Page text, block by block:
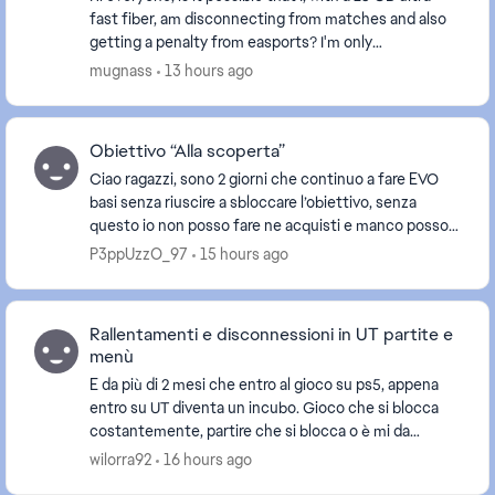
fast fiber, am disconnecting from matches and also
getting a penalty from easports? I'm only
disconnecting from this game. The game servers a...
mugnass 13 hours ago
Obiettivo “Alla scoperta”
Ciao ragazzi, sono 2 giorni che continuo a fare EVO
basi senza riuscire a sbloccare l’obiettivo, senza
questo io non posso fare ne acquisti e manco posso
vendere..!! Il mio nervoso penso sia alle ste...
P3ppUzzO_97 15 hours ago
Rallentamenti e disconnessioni in UT partite e
menù
E da più di 2 mesi che entro al gioco su ps5, appena
entro su UT diventa un incubo. Gioco che si blocca
costantemente, partire che si blocca o è mi da
sconfitta, non riesco a aprire più di 2 pacchett...
wilorra92 16 hours ago